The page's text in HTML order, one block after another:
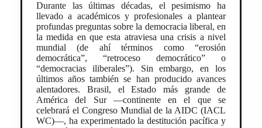
Durante las últimas décadas, el pesimismo ha
llevado a académicos y profesionales a plantear
profundas preguntas sobre la democracia liberal, en
la medida en que esta atraviesa una crisis a nivel
mundial (de ahí términos como “erosión
democrática”, “retroceso democrático” o
“democracias iliberales”). Sin embargo, en los
últimos años también se han producido avances
alentadores. Brasil, el Estado más grande de
América del Sur —continente en el que se
celebrará el Congreso Mundial de la AIDC (IACL
WC)—, ha experimentado la destitución pacífica y